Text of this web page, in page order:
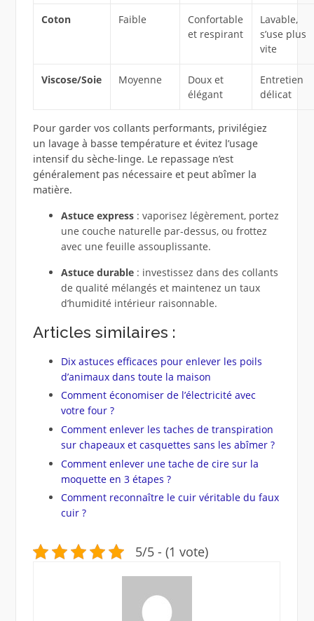
Coton Faible
Confortable
et respirant
Lavable,
s’use plus
vite
Viscose/Soie Moyenne
Doux et
élégant
Entretien
délicat
Pour garder vos collants performants, privilégiez
un lavage à basse température et évitez l’usage
intensif du sèche-linge. Le repassage n’est
généralement pas nécessaire et peut abîmer la
matière.
Astuce express: vaporisez légèrement, portez
une couche naturelle par-dessus, ou frottez
avec une feuille assouplissante.
Astuce durable: investissez dans des collants
de qualité mélangés et maintenez un taux
d’humidité intérieur raisonnable.
Articles similaires :
Dix astuces efficaces pour enlever les poils
d’animaux dans toute la maison
Comment économiser de l’électricité avec
votre four ?
Comment enlever les taches de transpiration
sur chapeaux et casquettes sans les abîmer ?
Comment enlever une tache de cire sur la
moquette en 3 étapes ?
Comment reconnaître le cuir véritable du faux
cuir ?
5/5 - (1 vote)